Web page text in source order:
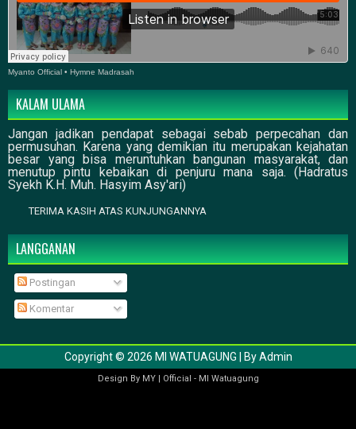
Myanto Official • Hymne Madrasah
KALAM ULAMA
Jangan jadikan pendapat sebagai sebab perpecahan dan
permusuhan. Karena yang demikian itu merupakan kejahatan
besar yang bisa meruntuhkan bangunan masyarakat, dan
menutup pintu kebaikan di penjuru mana saja. (Hadratus
Syekh K.H. Muh. Hasyim Asy'ari)
TERIMA KASIH ATAS KUNJUNGANNYA
LANGGANAN
Postingan
Komentar
Copyright © 2026 MI WATUAGUNG | ByAdmin
Design By MY| Official - MI Watuagung